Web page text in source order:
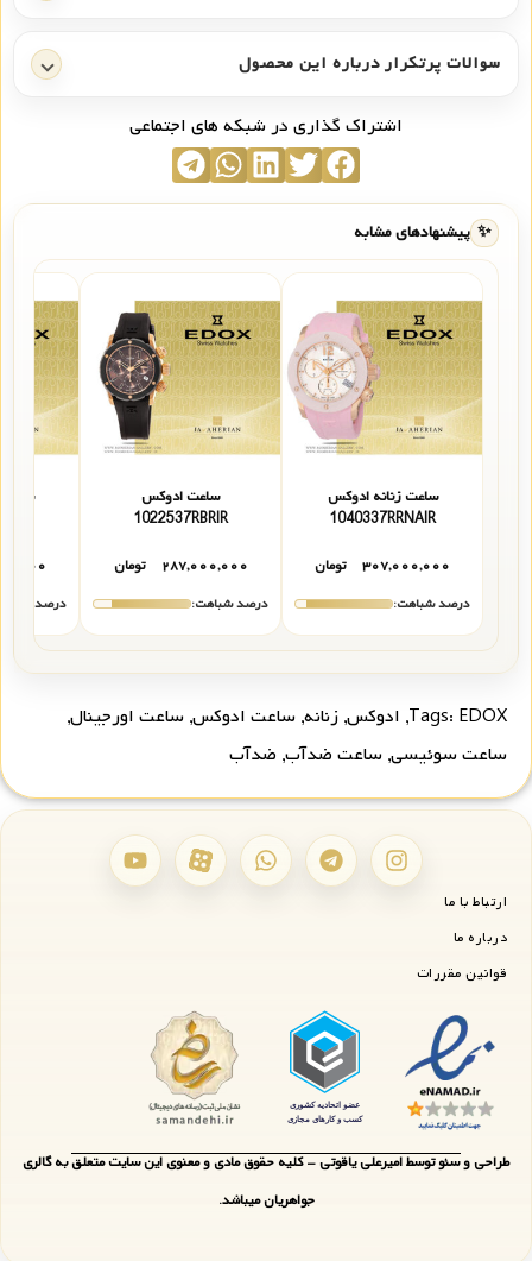
سوالات پرتکرار درباره این محصول
اشتراک گذاری در شبکه های اجتماعی
✨ پیشنهادهای مشابه
ساعت زنانه ادوکس
1040337RRNAIR
۳۰۷,۰۰۰,۰۰۰
تومان
درصد شباهت:
ساعت ادوکس
1022537RBRIR
۲۸۷,۰۰۰,۰۰۰
تومان
درصد شباهت:
درصد
Tags: EDOX
, ادوکس, زنانه, ساعت ادوکس, ساعت اورجینال,
ساعت سوئیسی, ساعت ضدآب, ضدآب
ارتباط با ما
درباره ما
قوانین مقررات
طراحی و سئو توسط امیرعلی یاقوتی - کلیه حقوق مادی و معنوی این سایت متعلق به گالری
جواهریان میباشد.